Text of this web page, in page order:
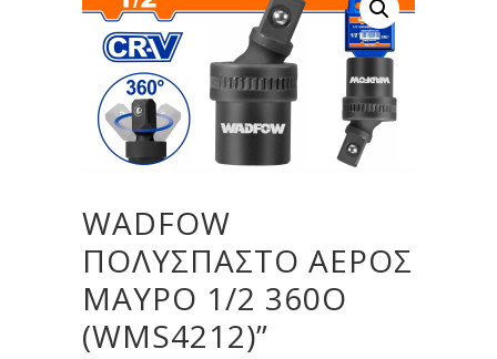
WADFOW
ΠΟΛΥΣΠΑΣΤΟ ΑΕΡΟΣ
ΜΑΥΡΟ 1/2 360Ο
(WMS4212)”